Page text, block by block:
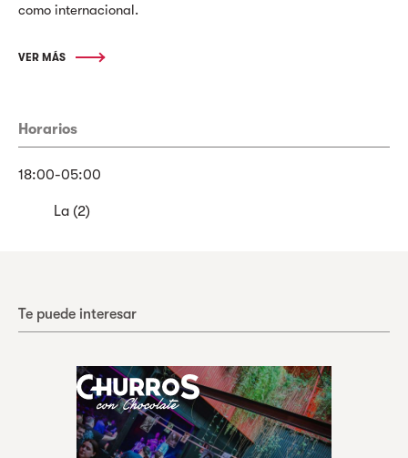
como internacional.
VER MÁS
Horarios
18:00-05:00
La (2)
Te puede interesar